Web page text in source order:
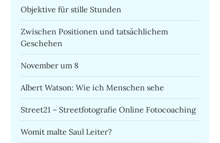
Objektive für stille Stunden
Zwischen Positionen und tatsächlichem
Geschehen
November um 8
Albert Watson: Wie ich Menschen sehe
Street21 – Streetfotografie Online Fotocoaching
Womit malte Saul Leiter?